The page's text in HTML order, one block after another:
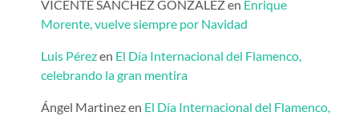
VICENTE SÁNCHEZ GONZÁLEZen Enrique
Morente, vuelve siempre por Navidad
Luis Pérezen El Día Internacional del Flamenco,
celebrando la gran mentira
Ángel Martinezen El Día Internacional del Flamenco,